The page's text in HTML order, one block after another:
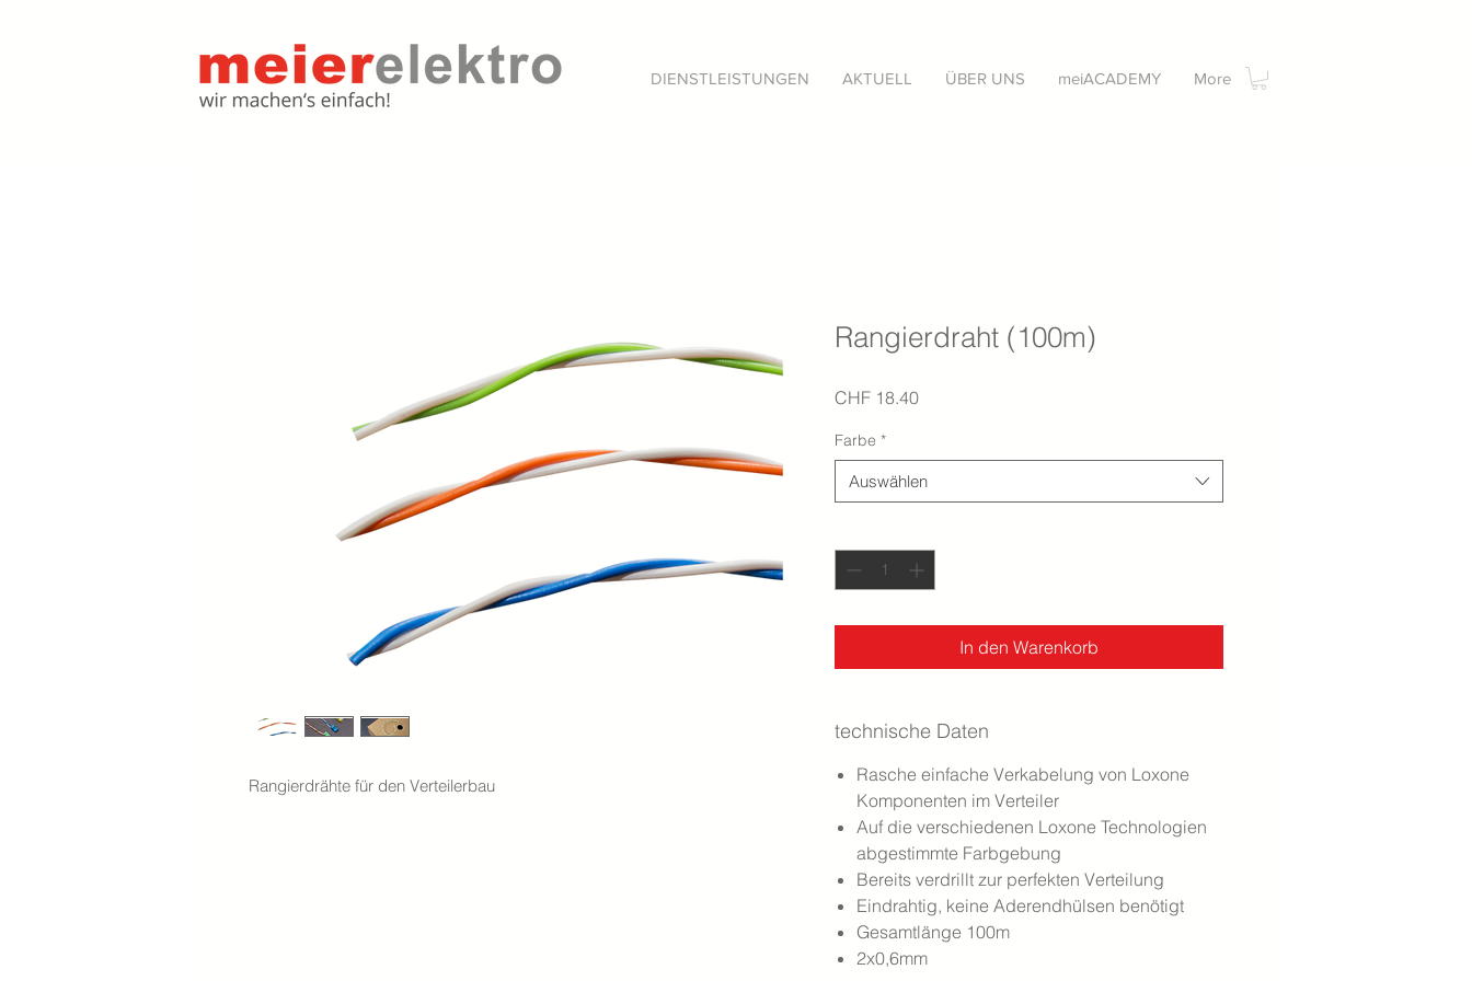
DIENSTLEISTUNGEN AKTUELL ÜBER UNS meiACADEMY More
Rangierdrähte für den Verteilerbau
Rangierdraht (100m)
CHF 18.40Preis
Farbe *
Auswählen
In den Warenkorb
technische Daten
Rasche einfache Verkabelung von Loxone
Komponenten im Verteiler
Auf die verschiedenen Loxone Technologien
abgestimmte Farbgebung
Bereits verdrillt zur perfekten Verteilung
Eindrahtig, keine Aderendhülsen benötigt
Gesamtlänge 100m
2x0,6mm